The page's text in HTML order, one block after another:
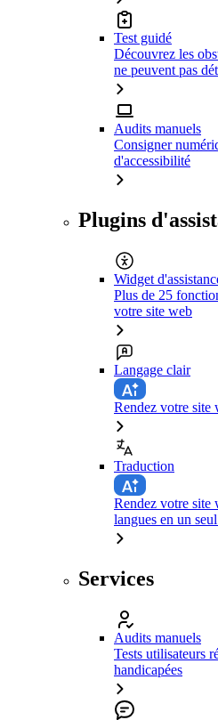
Test guidé
Découvrez les
ne peuvent pas
Audits manuels
Consigner
d'accessibilité
Plugins
Widget
Plus de 25
votre site web
Langage clair
Rendez votre site
Traduction
Rendez votre site
langues en un
Services
Audits manuels
Tests utilisateurs
handicapées